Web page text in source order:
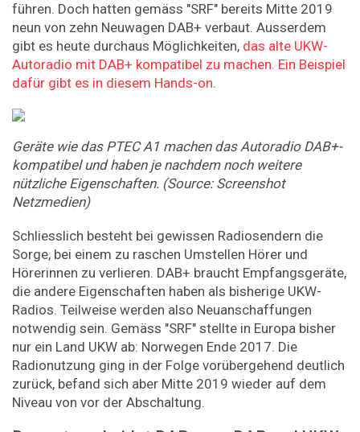
führen. Doch hatten gemäss "SRF" bereits Mitte 2019
neun von zehn Neuwagen DAB+ verbaut. Ausserdem
gibt es heute durchaus Möglichkeiten, das alte UKW-
Autoradio mit DAB+ kompatibel zu machen. Ein Beispiel
dafür gibt es in diesem Hands-on.
Geräte wie das PTEC A1 machen das Autoradio DAB+-
kompatibel und haben je nachdem noch weitere
nützliche Eigenschaften. (Source: Screenshot
Netzmedien)
Schliesslich besteht bei gewissen Radiosendern die
Sorge, bei einem zu raschen Umstellen Hörer und
Hörerinnen zu verlieren. DAB+ braucht Empfangsgeräte,
die andere Eigenschaften haben als bisherige UKW-
Radios. Teilweise werden also Neuanschaffungen
notwendig sein. Gemäss "SRF" stellte in Europa bisher
nur ein Land UKW ab: Norwegen Ende 2017. Die
Radionutzung ging in der Folge vorübergehend deutlich
zurück, befand sich aber Mitte 2019 wieder auf dem
Niveau von vor der Abschaltung.